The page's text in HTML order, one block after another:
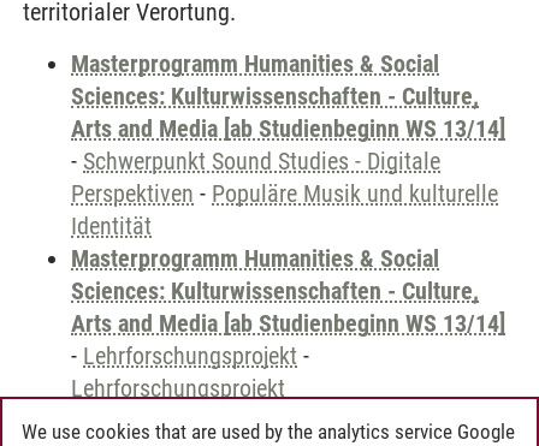
territorialer Verortung.
Masterprogramm Humanities & Social
Sciences: Kulturwissenschaften - Culture,
Arts and Media [ab Studienbeginn WS 13/14]
- Schwerpunkt Sound Studies - Digitale
Perspektiven - Populäre Musik und kulturelle
Identität
Masterprogramm Humanities & Social
Sciences: Kulturwissenschaften - Culture,
Arts and Media [ab Studienbeginn WS 13/14]
- Lehrforschungsprojekt -
Lehrforschungsprojekt
We use cookies that are used by the analytics service Google